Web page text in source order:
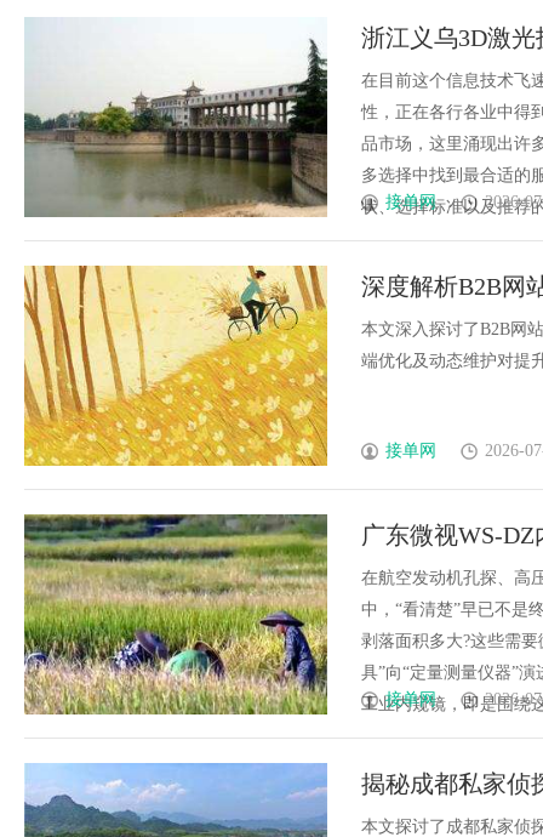
浙江义乌3D激
在目前这个信息技术飞
性，正在各行各业中得
品市场，这里涌现出许
多选择中找到最合适的
状、选择标准以及推荐
接单网 2026-
深度解析B2B网
本文深入探讨了B2B网
端优化及动态维护对提
接单网 2026-
广东微视WS-
测
在航空发动机孔探、高
中，“看清楚”早已不是
剥落面积多大?这些需
具”向“定量测量仪器”
工业内窥镜，即是围绕
接单网 2026-
揭秘成都私家侦
本文探讨了成都私家侦